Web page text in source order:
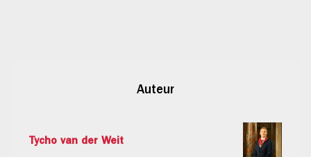
Auteur
Tycho van der Weit